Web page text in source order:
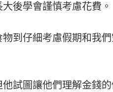
後學會謹慎考慮花費。
到仔細考慮假期和我
試圖讓他們理解金錢的